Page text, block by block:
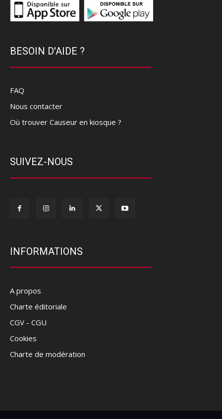
BESOIN D'AIDE ?
FAQ
Nous contacter
Où trouver Causeur en kiosque ?
SUIVEZ-NOUS
INFORMATIONS
A propos
Charte éditoriale
CGV - CGU
Cookies
Charte de modération